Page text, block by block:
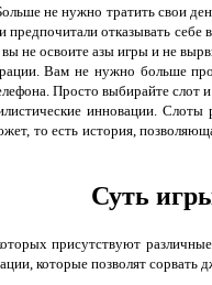
не нужно тратить свои
отказывать себе
не освоите азы игры и не
Вам не нужно больше
Просто выбирайте слот
инновации. Слоты
то есть история,
Суть
присутствуют
которые позволят